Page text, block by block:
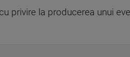
privire la producerea unui